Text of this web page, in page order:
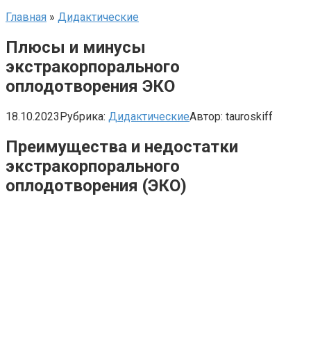
Главная » Дидактические
Плюсы и минусы
экстракорпорального
оплодотворения ЭКО
18.10.2023Рубрика: ДидактическиеАвтор: tauroskiff
Преимущества и недостатки
экстракорпорального
оплодотворения (ЭКО)